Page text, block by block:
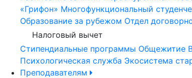
«Грифон» Многофункциональный
Образование за рубежом Отдел
Налоговый вычет
Стипендиальные программы Общежитие
Психологическая служба Экосистема
Преподавателям